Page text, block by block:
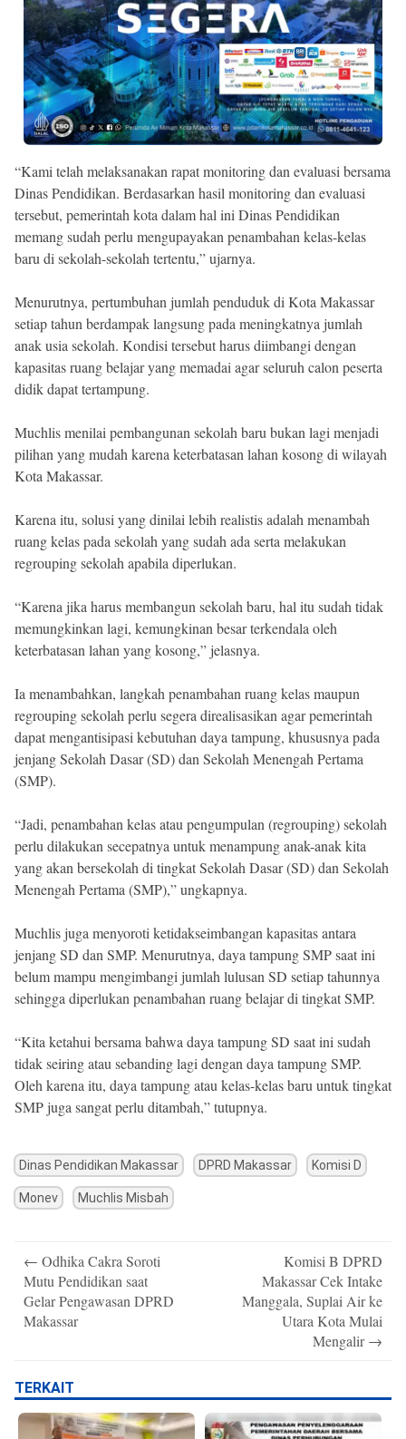
“Kami telah melaksanakan rapat monitoring dan evaluasi bersama
Dinas Pendidikan. Berdasarkan hasil monitoring dan evaluasi
tersebut, pemerintah kota dalam hal ini Dinas Pendidikan
memang sudah perlu mengupayakan penambahan kelas-kelas
baru di sekolah-sekolah tertentu,” ujarnya.
Menurutnya, pertumbuhan jumlah penduduk di Kota Makassar
setiap tahun berdampak langsung pada meningkatnya jumlah
anak usia sekolah. Kondisi tersebut harus diimbangi dengan
kapasitas ruang belajar yang memadai agar seluruh calon peserta
didik dapat tertampung.
Muchlis menilai pembangunan sekolah baru bukan lagi menjadi
pilihan yang mudah karena keterbatasan lahan kosong di wilayah
Kota Makassar.
Karena itu, solusi yang dinilai lebih realistis adalah menambah
ruang kelas pada sekolah yang sudah ada serta melakukan
regrouping sekolah apabila diperlukan.
“Karena jika harus membangun sekolah baru, hal itu sudah tidak
memungkinkan lagi, kemungkinan besar terkendala oleh
keterbatasan lahan yang kosong,” jelasnya.
Ia menambahkan, langkah penambahan ruang kelas maupun
regrouping sekolah perlu segera direalisasikan agar pemerintah
dapat mengantisipasi kebutuhan daya tampung, khususnya pada
jenjang Sekolah Dasar (SD) dan Sekolah Menengah Pertama
(SMP).
“Jadi, penambahan kelas atau pengumpulan (regrouping) sekolah
perlu dilakukan secepatnya untuk menampung anak-anak kita
yang akan bersekolah di tingkat Sekolah Dasar (SD) dan Sekolah
Menengah Pertama (SMP),” ungkapnya.
Muchlis juga menyoroti ketidakseimbangan kapasitas antara
jenjang SD dan SMP. Menurutnya, daya tampung SMP saat ini
belum mampu mengimbangi jumlah lulusan SD setiap tahunnya
sehingga diperlukan penambahan ruang belajar di tingkat SMP.
“Kita ketahui bersama bahwa daya tampung SD saat ini sudah
tidak seiring atau sebanding lagi dengan daya tampung SMP.
Oleh karena itu, daya tampung atau kelas-kelas baru untuk tingkat
SMP juga sangat perlu ditambah,” tutupnya.
Dinas Pendidikan Makassar DPRD Makassar Komisi D
Monev Muchlis Misbah
navigation
← Odhika Cakra Soroti
Mutu Pendidikan saat
Gelar Pengawasan DPRD
Makassar
Komisi B DPRD
Makassar Cek Intake
Manggala, Suplai Air ke
Utara Kota Mulai
Mengalir→
TERKAIT